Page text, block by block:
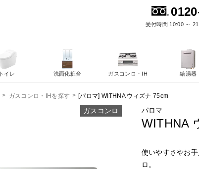
受付時間 10:00 ～
ガスコンロ・IHを探す [パロマ] WITHNA ウィズナ 75cm
パロマ
WITHNA
ガスコンロ
使いやすさやお
ロ。
トイレ 洗面化粧台 ガスコンロ・IH 給湯器